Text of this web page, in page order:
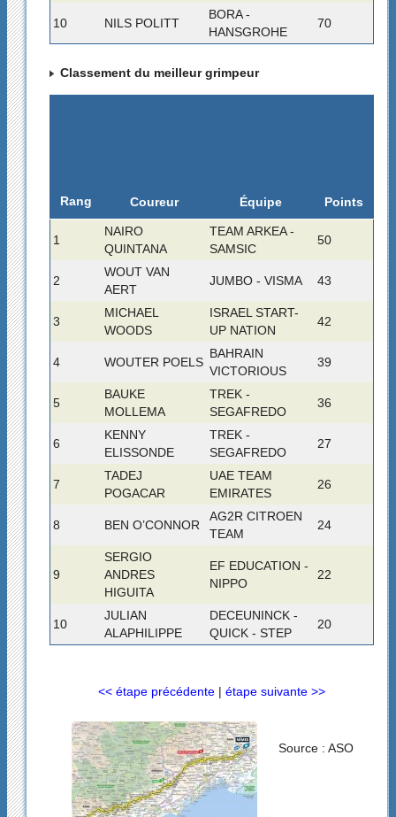
10 NILS POLITT
BORA -
HANSGROHE
70
Classement du meilleur grimpeur
Rang Coureur Équipe Points
1
NAIRO
QUINTANA
TEAM ARKEA -
SAMSIC
50
2
WOUT VAN
AERT
JUMBO - VISMA 43
3
MICHAEL
WOODS
ISRAEL START-
UP NATION
42
4 WOUTER POELS
BAHRAIN
VICTORIOUS
39
5
BAUKE
MOLLEMA
TREK -
SEGAFREDO
36
6
KENNY
ELISSONDE
TREK -
SEGAFREDO
27
7
TADEJ
POGACAR
UAE TEAM
EMIRATES
26
8 BEN O’CONNOR
AG2R CITROEN
TEAM
24
9
SERGIO
ANDRES
HIGUITA
EF EDUCATION -
NIPPO
22
10
JULIAN
ALAPHILIPPE
DECEUNINCK -
QUICK - STEP
20
<< étape précédente |étape suivante >>
Source : ASO